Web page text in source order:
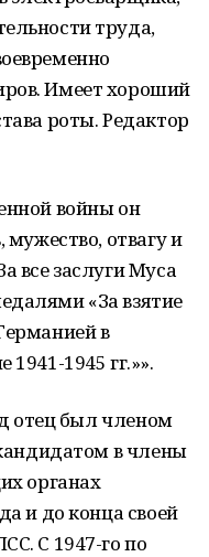
труда,
Имеет хороший
роты. Редактор
войны он
мужество, отвагу и
все заслуги Муса
«За взятие
в
1945 гг.»».
отец был членом
в члены
органах
и до конца своей
С 1947-го по